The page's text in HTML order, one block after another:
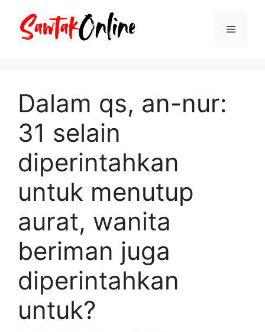
Menu
Dalam qs, an-nur:
31 selain
diperintahkan
untuk menutup
aurat, wanita
beriman juga
diperintahkan
untuk?